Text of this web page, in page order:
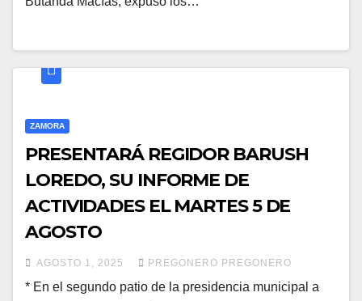
ZAMORA
PRESENTARÁ REGIDOR BARUSH
LOREDO, SU INFORME DE
ACTIVIDADES EL MARTES 5 DE
AGOSTO
AGOSTO 1, 2025 PREGONERO PREGONERO
* En el segundo patio de la presidencia municipal a